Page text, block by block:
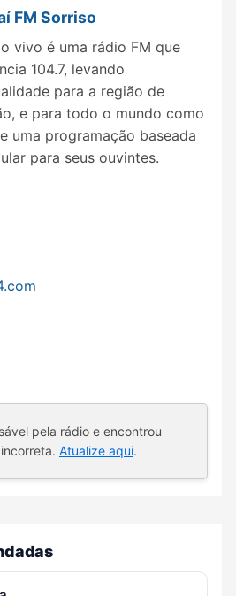
FM Sorriso
vivo é uma rádio FM que
104.7, levando
para a região de
e para todo o mundo como
uma programação baseada
para seus ouvintes.
pela rádio e encontrou
Atualize aqui.